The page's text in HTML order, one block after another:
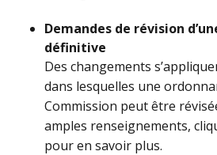
Demandes de révision
définitive
Des changements
dans lesquelles une
Commission peut être
amples renseignements,
pour en savoir plus.